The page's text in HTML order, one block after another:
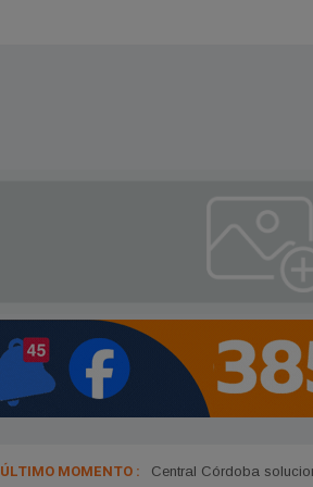
ÚLTIMO MOMENTO : La Municipalidad